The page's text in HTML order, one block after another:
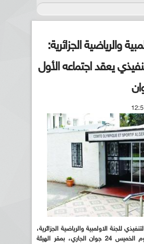
والرياضية الجزائرية:
يعقد اجتماعه الأول
للجنة الاولمبية والرياضية الجزائرية،
اجتماعه الأول يوم الخميس 24 جوان الجاري، بمقر الهيئة